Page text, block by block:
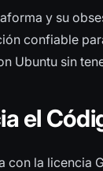
y su
confiable
Ubuntu sin
el
con la licencia